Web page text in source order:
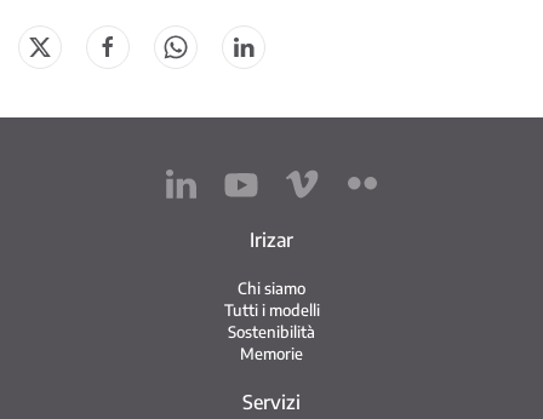
Irizar
Chi siamo
Tutti i modelli
Sostenibilità
Memorie
Servizi